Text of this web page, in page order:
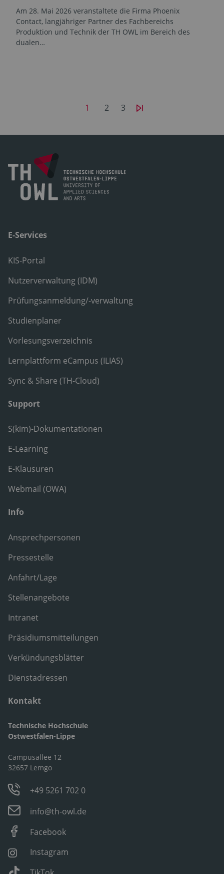
Am 28. Mai 2026 veranstaltete die Firma Phoenix
Contact, langjähriger Partner des Fachbereichs
Produktion und Technik der TH OWL im Bereich des
dualen…
1 2 3
E-Services
KIS-Portal
Nutzerverwaltung (IDM)
Prüfungsanmeldung/-verwaltung
Studienplaner
Vorlesungsverzeichnis
Lernplattform eCampus (ILIAS)
Sync & Share (TH-Cloud)
Support
S(kim)-Dokumentationen
E-Learning
E-Klausuren
Webmail (OWA)
Info
Ansprechpersonen
Pressestelle
Anfahrt/Lage
Stellenangebote
Intranet
Präsidiumsmitteilungen
Verkündungsblätter
Dienstadressen
Kontakt
Technische Hochschule
Ostwestfalen-Lippe
Campusallee 12
32657 Lemgo
+49 5261 702 0
info@th-owl.de
Facebook
Instagram